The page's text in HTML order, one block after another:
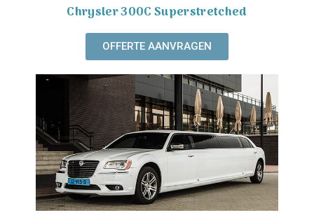
Chrysler 300C Superstretched
OFFERTE AANVRAGEN